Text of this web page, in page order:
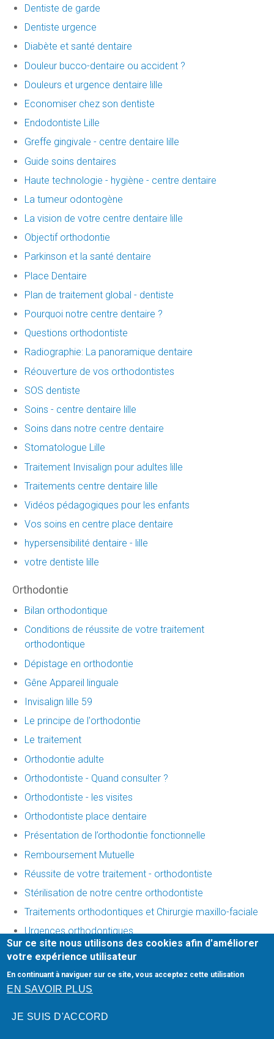
Dentiste de garde
Dentiste urgence
Diabète et santé dentaire
Douleur bucco-dentaire ou accident ?
Douleurs et urgence dentaire lille
Economiser chez son dentiste
Endodontiste Lille
Greffe gingivale - centre dentaire lille
Guide soins dentaires
Haute technologie - hygiène - centre dentaire
La tumeur odontogène
La vision de votre centre dentaire lille
Objectif orthodontie
Parkinson et la santé dentaire
Place Dentaire
Plan de traitement global - dentiste
Pourquoi notre centre dentaire ?
Questions orthodontiste
Radiographie: La panoramique dentaire
Réouverture de vos orthodontistes
SOS dentiste
Soins - centre dentaire lille
Soins dans notre centre dentaire
Stomatologue Lille
Traitement Invisalign pour adultes lille
Traitements centre dentaire lille
Vidéos pédagogiques pour les enfants
Vos soins en centre place dentaire
hypersensibilité dentaire - lille
votre dentiste lille
Orthodontie
Bilan orthodontique
Conditions de réussite de votre traitement
orthodontique
Dépistage en orthodontie
Gêne Appareil linguale
Invisalign lille 59
Le principe de l'orthodontie
Le traitement
Orthodontie adulte
Orthodontiste - Quand consulter ?
Orthodontiste - les visites
Orthodontiste place dentaire
Présentation de l’orthodontie fonctionnelle
Remboursement Mutuelle
Réussite de votre traitement - orthodontiste
Stérilisation de notre centre orthodontiste
Traitements orthodontiques et Chirurgie maxillo-faciale
Urgences orthodontiques
Mentions légales
Honoraires-Infos Conseil de l'Ordre
Sur ce site nous utilisons des cookies afin d'améliorer
votre expérience utilisateur
En continuant à naviguer sur ce site, vous acceptez cette utilisation
EN SAVOIR PLUS
JE SUIS D'ACCORD